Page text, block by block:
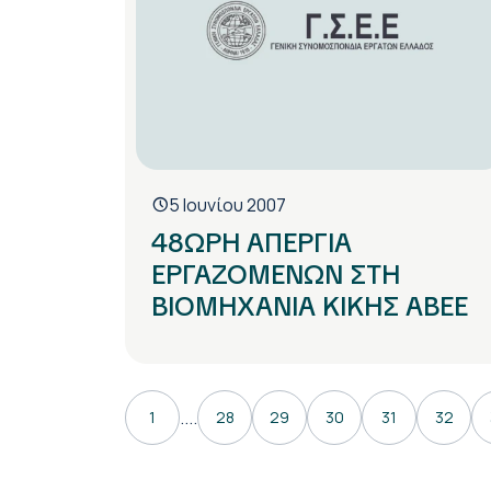
5 Ιουνίου 2007
48ΩΡΗ ΑΠΕΡΓΙΑ
ΕΡΓΑΖΟΜΕΝΩΝ ΣΤΗ
ΒΙΟΜΗΧΑΝΙΑ ΚΙΚΗΣ ΑΒΕΕ
1 .... 28 29 30 31 32